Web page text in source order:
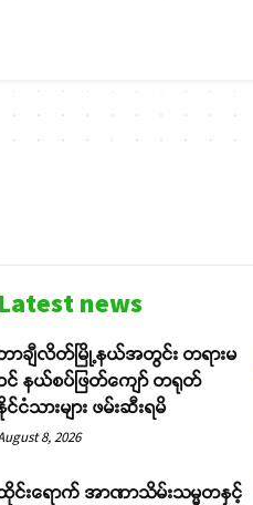
Latest news
ာချီလိတ်မြို့နယ်အတွင်း တရားမ
င် နယ်စပ်ဖြတ်ကျော် တရုတ်
င်ငံသားများ ဖမ်းဆီးရမိ
8, 2026
င်းရောက် အာဏာသိမ်းသမ္မတနှင့်